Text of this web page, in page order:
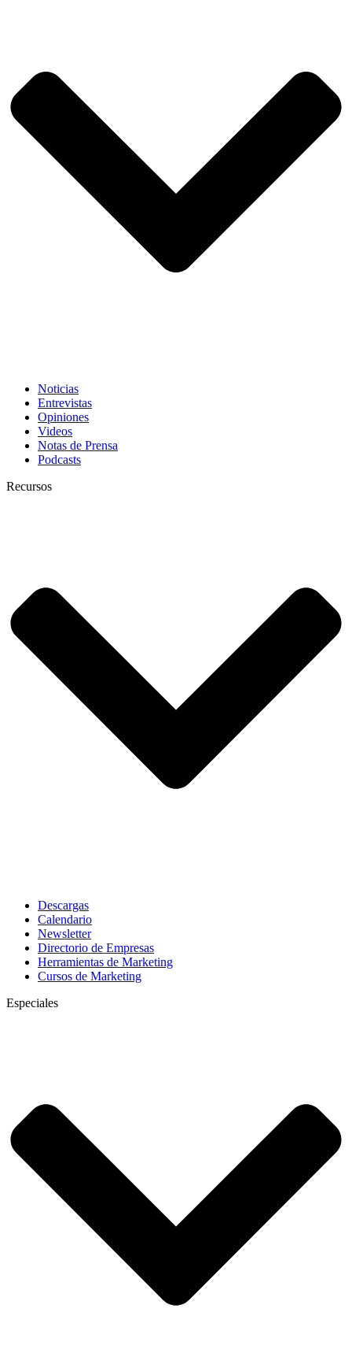
Noticias
Entrevistas
Opiniones
Videos
Notas de Prensa
Podcasts
Recursos
Descargas
Calendario
Newsletter
Directorio de Empresas
Herramientas de Marketing
Cursos de Marketing
Especiales